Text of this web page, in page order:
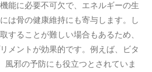
能に必要不可欠で、エネルギーの生
は骨の健康維持にも寄与します。し
することが難しい場合もあるため、
メントが効果的です。例えば、ビタ
風邪の予防にも役立つとされていま